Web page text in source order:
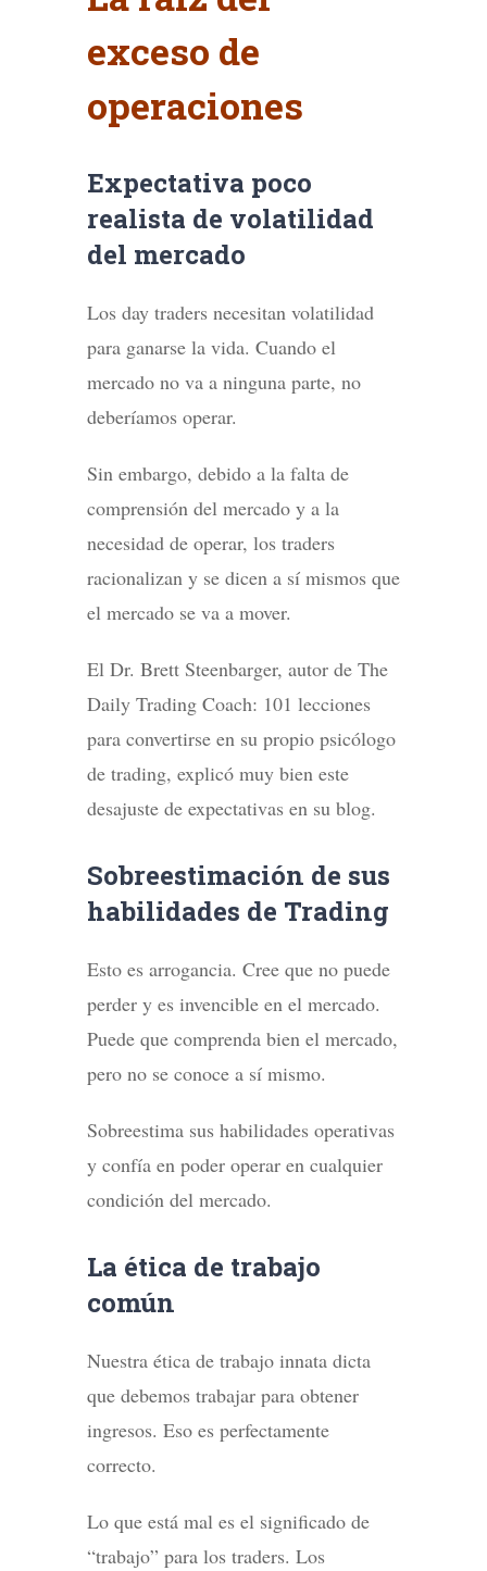
exceso de
operaciones
Expectativa poco
realista de volatilidad
del mercado
Los day traders necesitan volatilidad
para ganarse la vida. Cuando el
mercado no va a ninguna parte, no
deberíamos operar.
Sin embargo, debido a la falta de
comprensión del mercado y a la
necesidad de operar, los traders
racionalizan y se dicen a sí mismos que
el mercado se va a mover.
El Dr. Brett Steenbarger, autor de The
Daily Trading Coach: 101 lecciones
para convertirse en su propio psicólogo
de trading, explicó muy bien este
desajuste de expectativas en su blog.
Sobreestimación de sus
habilidades de Trading
Esto es arrogancia. Cree que no puede
perder y es invencible en el mercado.
Puede que comprenda bien el mercado,
pero no se conoce a sí mismo.
Sobreestima sus habilidades operativas
y confía en poder operar en cualquier
condición del mercado.
La ética de trabajo
común
Nuestra ética de trabajo innata dicta
que debemos trabajar para obtener
ingresos. Eso es perfectamente
correcto.
Lo que está mal es el significado de
“trabajo” para los traders. Los